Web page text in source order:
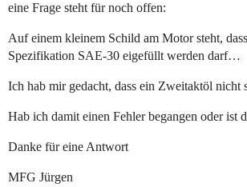
eine Frage steht für noch offen:
Auf einem kleinem Schild am Motor steht,
Spezifikation SAE-30 eigefüllt werden darf…
Ich hab mir gedacht, dass ein Zweitaktöl nicht
Hab ich damit einen Fehler begangen oder ist
Danke für eine Antwort
MFG Jürgen